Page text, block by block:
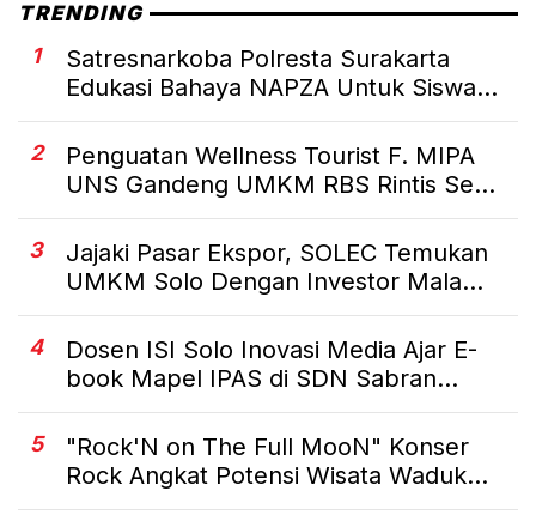
TRENDING
1
Satresnarkoba Polresta Surakarta
Edukasi Bahaya NAPZA Untuk Siswa...
2
Penguatan Wellness Tourist F. MIPA
UNS Gandeng UMKM RBS Rintis Se...
3
Jajaki Pasar Ekspor, SOLEC Temukan
UMKM Solo Dengan Investor Mala...
4
Dosen ISI Solo Inovasi Media Ajar E-
book Mapel IPAS di SDN Sabran...
5
"Rock'N on The Full MooN" Konser
Rock Angkat Potensi Wisata Waduk...